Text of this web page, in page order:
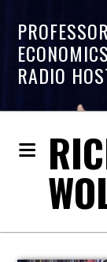
RADIO